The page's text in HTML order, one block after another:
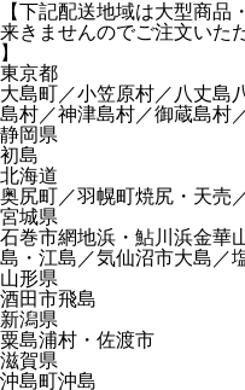
【下記配送地域は大型商
来きませんのでご注文いた
】
東京都
大島町／小笠原村／八丈島
島村／神津島村／御蔵島村
静岡県
初島
北海道
奥尻町／羽幌町焼尻・天売
宮城県
石巻市網地浜・鮎川浜金華
島・江島／気仙沼市大島／
山形県
酒田市飛島
新潟県
粟島浦村・佐渡市
滋賀県
沖島町沖島